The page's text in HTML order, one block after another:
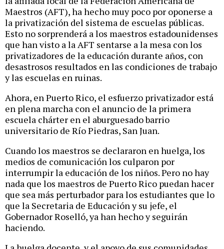
Maestros (AFT), ha hecho muy poco por oponerse a
la privatización del sistema de escuelas públicas.
Esto no sorprenderá a los maestros estadounidenses
que han visto a la AFT sentarse a la mesa con los
privatizadores de la educación durante años, con
desastrosos resultados en las condiciones de trabajo
y las escuelas en ruinas.
Ahora, en Puerto Rico, el esfuerzo privatizador está
en plena marcha con el anuncio de la primera
escuela chárter en el aburguesado barrio
universitario de Río Piedras, San Juan.
Cuando los maestros se declararon en huelga, los
medios de comunicación los culparon por
interrumpir la educación de los niños. Pero no hay
nada que los maestros de Puerto Rico puedan hacer
que sea más perturbador para los estudiantes que lo
que la Secretaria de Educación y su jefe, el
Gobernador Roselló, ya han hecho y seguirán
haciendo.